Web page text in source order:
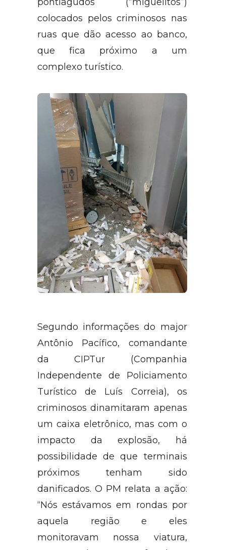
pneus furados com arames
pontiagudos (“miguelitos”)
colocados pelos criminosos nas
ruas que dão acesso ao banco,
que fica próximo a um
Segundo informações do major
Antônio Pacífico, comandante
da CIPTur (Companhia
Independente de Policiamento
Turístico de Luís Correia), os
criminosos dinamitaram apenas
um caixa eletrônico, mas com o
impacto da explosão, há
possibilidade de que terminais
próximos tenham sido
danificados. O PM relata a ação:
“Nós estávamos em rondas por
aquela região e eles